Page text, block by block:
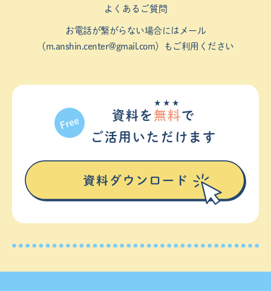
よくあるご質問
お電話が繋がらない場合にはメール
（ m.anshin.center@gmail.com）もご利用ください
資料を 無料
★★★
で
ご活⽤いただけます